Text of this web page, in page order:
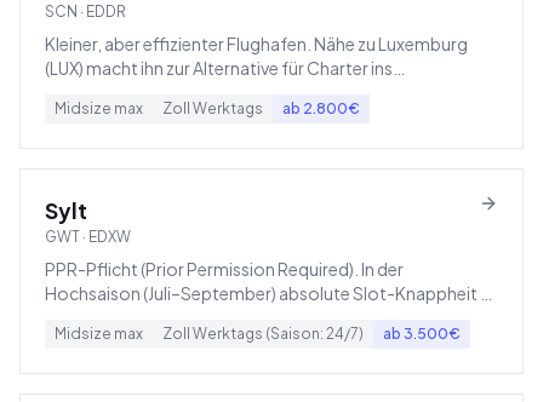
SCN · EDDR
Kleiner, aber effizienter Flughafen. Nähe zu Luxemburg
(LUX) macht ihn zur Alternative für Charter ins
Midsize max Zoll Werktags ab 2.800€
Sylt
GWT · EDXW
PPR-Pflicht (Prior Permission Required). In der
Hochsaison (Juli–September) absolute Slot-Knappheit –
Midsize max Zoll Werktags (Saison: 24/7) ab 3.500€